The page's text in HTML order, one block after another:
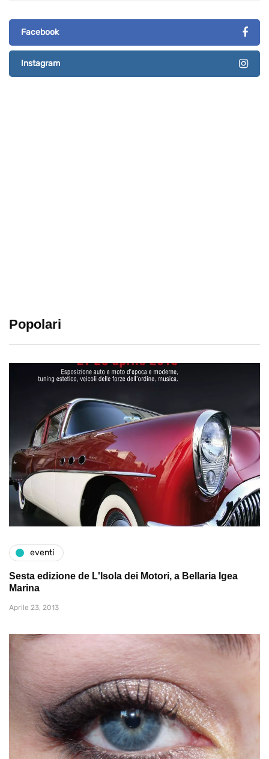
Facebook
Instagram
Popolari
eventi
Sesta edizione de L'Isola dei Motori, a Bellaria Igea
Marina
Aprile 23, 2013